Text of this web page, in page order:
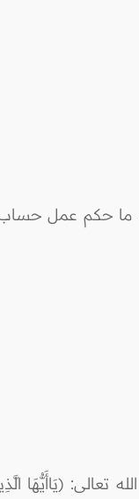
ما حكم عمل
(يَاأَيُّهَا